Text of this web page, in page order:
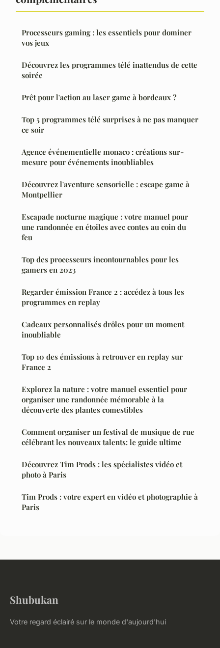
Processeurs gaming : les essentiels pour dominer
vos jeux
Découvrez les programmes télé inattendus de cette
soirée
Prêt pour l'action au laser game à bordeaux ?
Top 5 programmes télé surprises à ne pas manquer
ce soir
Agence événementielle monaco : créations sur-
mesure pour événements inoubliables
Découvrez l'aventure sensorielle : escape game à
Montpellier
Escapade nocturne magique : votre manuel pour
une randonnée en étoiles avec contes au coin du
feu
Top des processeurs incontournables pour les
gamers en 2023
Regarder émission France 2 : accédez à tous les
programmes en replay
Cadeaux personnalisés drôles pour un moment
inoubliable
Top 10 des émissions à retrouver en replay sur
France 2
Explorez la nature : votre manuel essentiel pour
organiser une randonnée mémorable à la
découverte des plantes comestibles
Comment organiser un festival de musique de rue
célébrant les nouveaux talents: le guide ultime
Découvrez Tim Prods : les spécialistes vidéo et
photo à Paris
Tim Prods : votre expert en vidéo et photographie à
Paris
Shubukan
Votre regard éclairé sur le monde d'aujourd'hui